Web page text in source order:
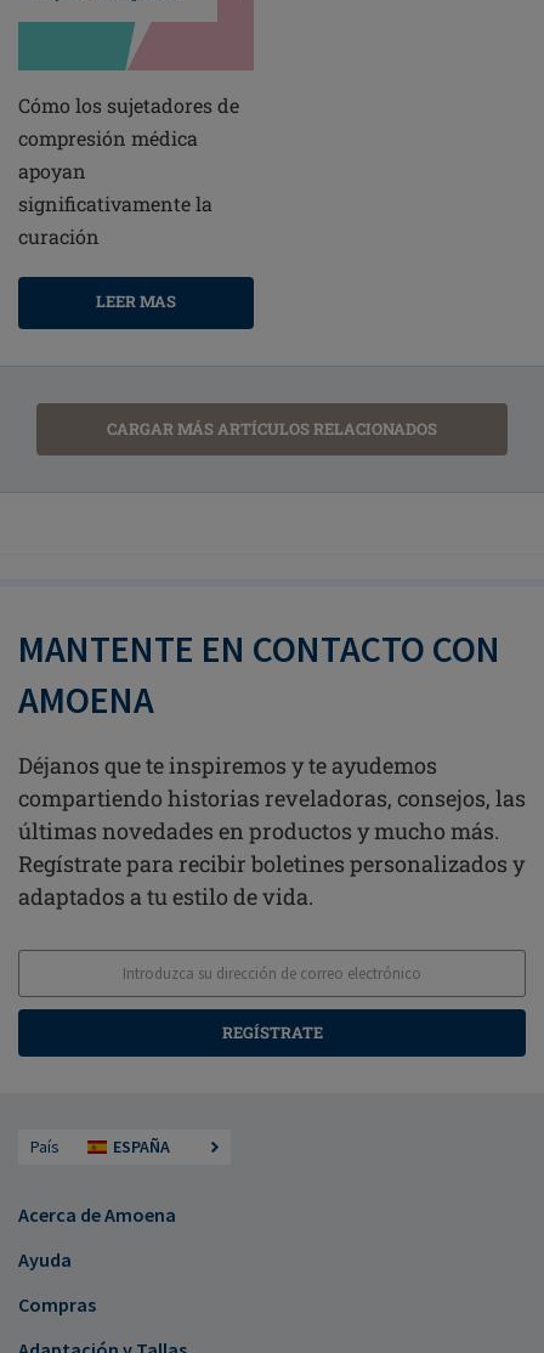
Cómo los sujetadores de
compresión médica
apoyan
significativamente la
curación
LEER MAS
CARGAR MÁS ARTÍCULOS RELACIONADOS
MANTENTE EN CONTACTO CON
AMOENA
Déjanos que te inspiremos y te ayudemos
compartiendo historias reveladoras, consejos, las
últimas novedades en productos y mucho más.
Regístrate para recibir boletines personalizados y
adaptados a tu estilo de vida.
REGÍSTRATE
País ESPAÑA
Acerca de Amoena
Ayuda
Compras